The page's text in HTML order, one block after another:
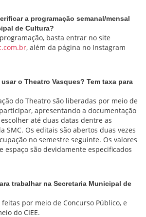
a programação semanal/mensal
de Cultura?
basta entrar no site
, além da página no Instagram
o Theatro Vasques? Tem taxa para
do Theatro são liberadas por meio de
apresentando a documentação
até duas datas dentre as
SMC. Os editais são abertos duas vezes
no semestre seguinte. Os valores
espaço são devidamente especificados
trabalhar na Secretaria Municipal de
por meio de Concurso Público, e
do CIEE.